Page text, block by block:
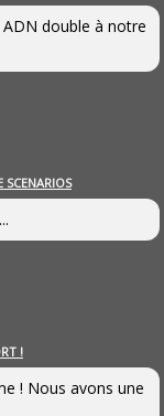
double à notre
SCENARIOS
!
! Nous avons une